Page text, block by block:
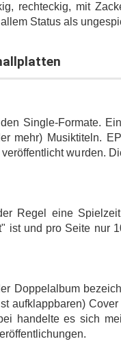
rechteckig, mit
Status als
Single-Formate.
mehr) Musiktiteln.
wurden.
Regel eine
ist und pro Seite nur
Doppelalbum
aufklappbaren)
handelte es sich